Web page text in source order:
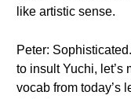
like artistic sense.
Peter:
to insult Yuchi, let’s
vocab from today’s